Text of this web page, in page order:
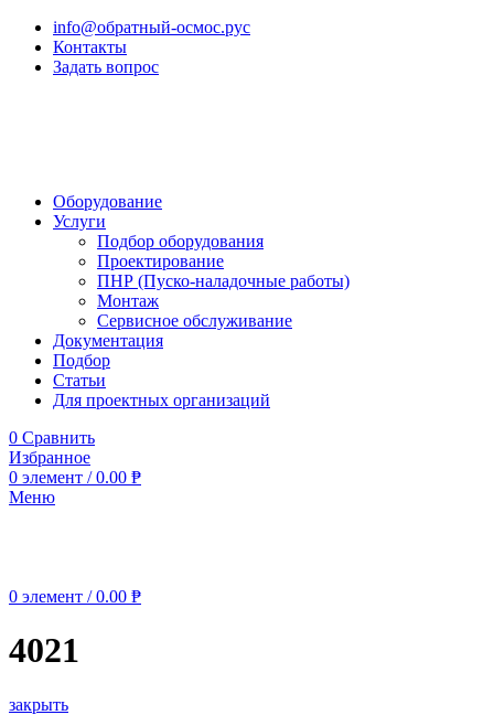
info@обратный-осмос.рус
Контакты
Задать вопрос
Оборудование
Услуги
Подбор оборудования
Проектирование
ПНР (Пуско-наладочные работы)
Монтаж
Сервисное обслуживание
Документация
Подбор
Статьи
Для проектных организаций
0 Сравнить
Избранное
0 элемент / 0.00 ₱
Меню
0 элемент / 0.00 ₱
4021
закрыть